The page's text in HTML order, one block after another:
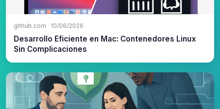
github.com · 10/06/2026
Desarrollo Eficiente en Mac: Contenedores Linux
Sin Complicaciones